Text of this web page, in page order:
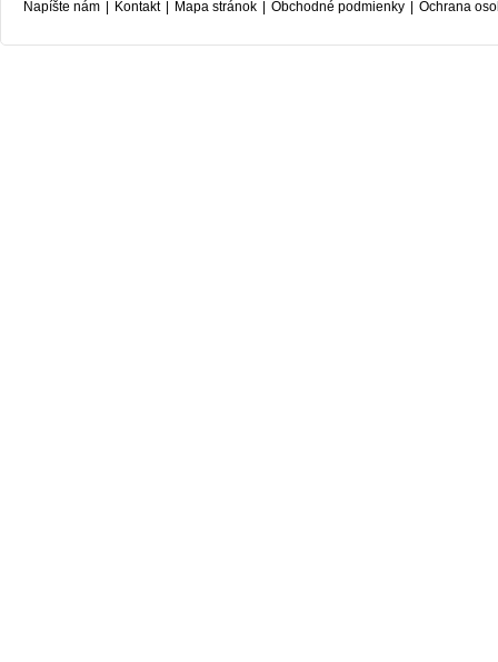
Napíšte nám | Kontakt | Mapa stránok | Obchodné podmienky | Ochrana